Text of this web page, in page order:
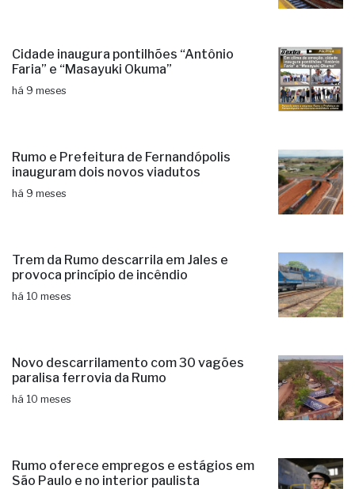
Cidade inaugura pontilhões “Antônio
Faria” e “Masayuki Okuma”
há 9 meses
Rumo e Prefeitura de Fernandópolis
inauguram dois novos viadutos
há 9 meses
Trem da Rumo descarrila em Jales e
provoca princípio de incêndio
há 10 meses
Novo descarrilamento com 30 vagões
paralisa ferrovia da Rumo
há 10 meses
Rumo oferece empregos e estágios em
São Paulo e no interior paulista